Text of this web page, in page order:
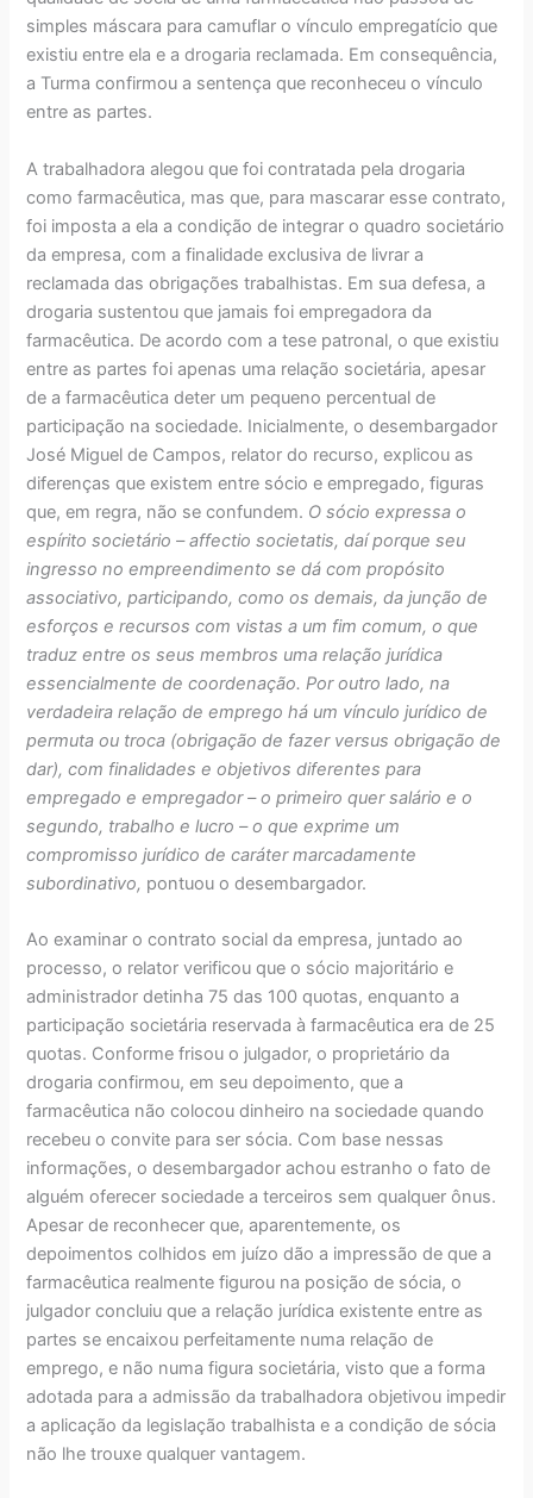
simples máscara para camuflar o vínculo empregatício que
existiu entre ela e a drogaria reclamada. Em consequência,
a Turma confirmou a sentença que reconheceu o vínculo
entre as partes.
A trabalhadora alegou que foi contratada pela drogaria
como farmacêutica, mas que, para mascarar esse contrato,
foi imposta a ela a condição de integrar o quadro societário
da empresa, com a finalidade exclusiva de livrar a
reclamada das obrigações trabalhistas. Em sua defesa, a
drogaria sustentou que jamais foi empregadora da
farmacêutica. De acordo com a tese patronal, o que existiu
entre as partes foi apenas uma relação societária, apesar
de a farmacêutica deter um pequeno percentual de
participação na sociedade. Inicialmente, o desembargador
José Miguel de Campos, relator do recurso, explicou as
diferenças que existem entre sócio e empregado, figuras
que, em regra, não se confundem. O sócio expressa o
espírito societário – affectio societatis, daí porque seu
ingresso no empreendimento se dá com propósito
associativo, participando, como os demais, da junção de
esforços e recursos com vistas a um fim comum, o que
traduz entre os seus membros uma relação jurídica
essencialmente de coordenação. Por outro lado, na
verdadeira relação de emprego há um vínculo jurídico de
permuta ou troca (obrigação de fazer versus obrigação de
dar), com finalidades e objetivos diferentes para
empregado e empregador – o primeiro quer salário e o
segundo, trabalho e lucro – o que exprime um
compromisso jurídico de caráter marcadamente
subordinativo, pontuou o desembargador.
Ao examinar o contrato social da empresa, juntado ao
processo, o relator verificou que o sócio majoritário e
administrador detinha 75 das 100 quotas, enquanto a
participação societária reservada à farmacêutica era de 25
quotas. Conforme frisou o julgador, o proprietário da
drogaria confirmou, em seu depoimento, que a
farmacêutica não colocou dinheiro na sociedade quando
recebeu o convite para ser sócia. Com base nessas
informações, o desembargador achou estranho o fato de
alguém oferecer sociedade a terceiros sem qualquer ônus.
Apesar de reconhecer que, aparentemente, os
depoimentos colhidos em juízo dão a impressão de que a
farmacêutica realmente figurou na posição de sócia, o
julgador concluiu que a relação jurídica existente entre as
partes se encaixou perfeitamente numa relação de
emprego, e não numa figura societária, visto que a forma
adotada para a admissão da trabalhadora objetivou impedir
a aplicação da legislação trabalhista e a condição de sócia
não lhe trouxe qualquer vantagem.